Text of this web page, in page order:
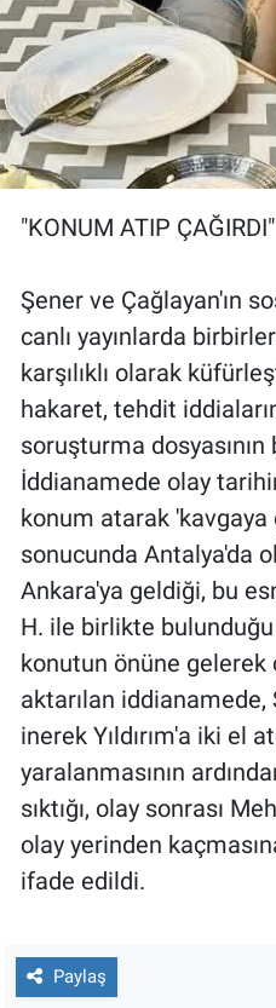
"KONUM ATIP ÇAĞIRDI"
Şener ve Çağlayan'ın
canlı yayınlarda
karşılıklı olarak
hakaret, tehdit
soruşturma
İddianamede olay
konum atarak 'kavgaya
sonucunda Antalya'da
Ankara'ya geldiği, bu
H. ile birlikte bulunduğu
konutun önüne gelerek
aktarılan iddianamede,
inerek Yıldırım'a iki el
yaralanmasının
sıktığı, olay sonrası
olay yerinden
ifade edildi.
Paylaş